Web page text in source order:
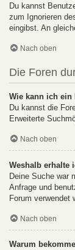
Du kannst
zum Ignorieren
eingibst. An
Nach oben
Die Foren
Wie kann ich ein
Du kannst die
Erweiterte
Nach oben
Weshalb erhalte
Deine Suche war
Anfrage und
Forum verwendet
Nach oben
Warum